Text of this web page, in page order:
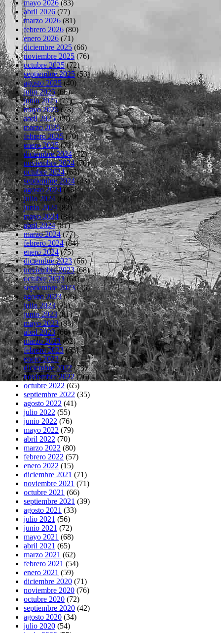
mayo 2026 (83)
abril 2026 (77)
marzo 2026 (81)
febrero 2026 (80)
enero 2026 (71)
diciembre 2025 (66)
noviembre 2025(76)
octubre 2025(72)
septiembre 2025(53)
agosto 2025(40)
julio 2025(66)
junio 2025(77)
mayo 2025(78)
abril 2025(69)
marzo 2025(77)
febrero 2025(70)
enero 2025(71)
diciembre 2024(72)
noviembre 2024(70)
octubre 2024(63)
septiembre 2024(43)
agosto 2024(45)
julio 2024 (66)
junio 2024 (82)
mayo 2024 (84)
abril 2024(81)
marzo 2024(77)
febrero 2024(84)
enero 2024(75)
diciembre 2023(66)
noviembre 2023(68)
octubre 2023(64)
septiembre 2023(46)
agosto 2023(46)
julio 2023(75)
junio 2023(81)
mayo 2023(83)
abril 2023(66)
marzo 2023(62)
febrero 2023(63)
enero 2023(74)
diciembre 2022(73)
noviembre 2022(76)
octubre 2022 (65)
septiembre 2022 (35)
agosto 2022 (41)
julio 2022 (55)
junio 2022 (76)
mayo 2022 (79)
abril 2022 (70)
marzo 2022 (80)
febrero 2022 (57)
enero 2022 (15)
diciembre 2021 (71)
noviembre 2021 (71)
octubre 2021 (66)
septiembre 2021 (39)
agosto 2021 (33)
julio 2021 (56)
junio 2021 (72)
mayo 2021 (68)
abril 2021 (65)
marzo 2021 (62)
febrero 2021 (54)
enero 2021 (59)
diciembre 2020 (71)
noviembre 2020 (76)
octubre 2020 (72)
septiembre 2020 (42)
agosto 2020 (34)
julio 2020 (54)